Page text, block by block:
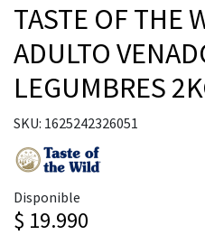
TASTE OF THE
ADULTO
LEGUMBRES
SKU: 1625242326051
Disponible
$ 19.990